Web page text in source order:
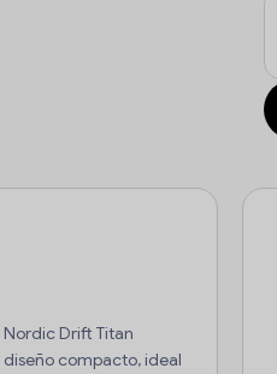
Drift Titan
compacto, ideal